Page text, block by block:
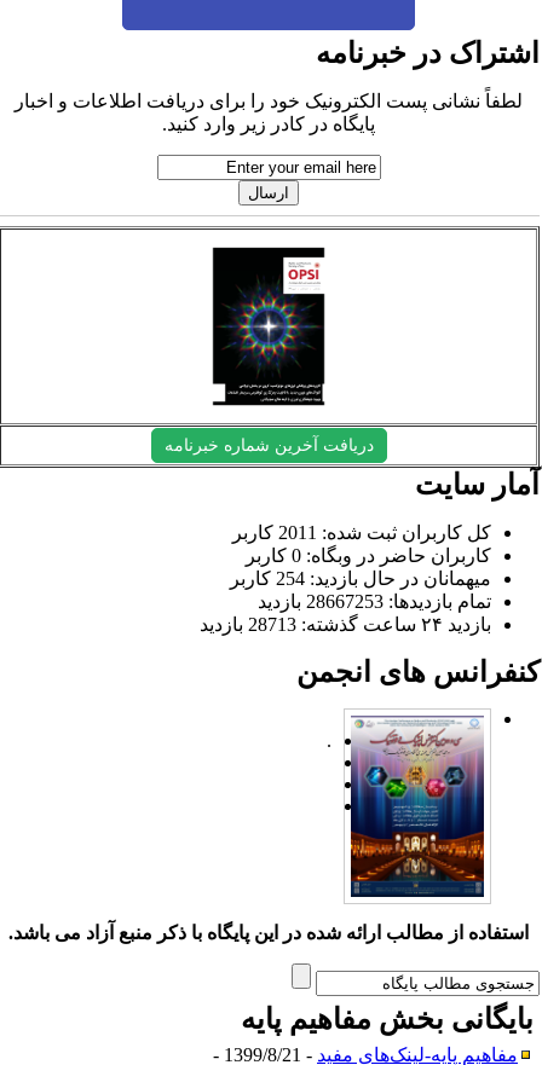
در خبرنامه
لطفاً نشانی پست الکترونیک خود را برای دریافت اطلاعات و اخبار
پایگاه در کادر زیر وارد کنید.
دریافت آخرین شماره خبرنامه
سایت
کل کاربران ثبت شده: 2011 کاربر
کاربران حاضر در وبگاه: 0 کاربر
میهمانان در حال بازدید: 254 کاربر
تمام بازدید‌ها: 28667253 بازدید
بازدید ۲۴ ساعت گذشته: 28713 بازدید
های انجمن
.
استفاده از مطالب ارائه شده در این پایگاه با ذکر منبع آزاد می باشد.
بخش مفاهیم پایه
مفاهیم پایه-لینک‌های مفید- 1399/8/21 -